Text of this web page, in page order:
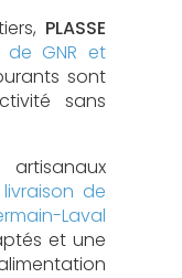
PLASSE
GNR et
sont
sans
de
Laval
et une